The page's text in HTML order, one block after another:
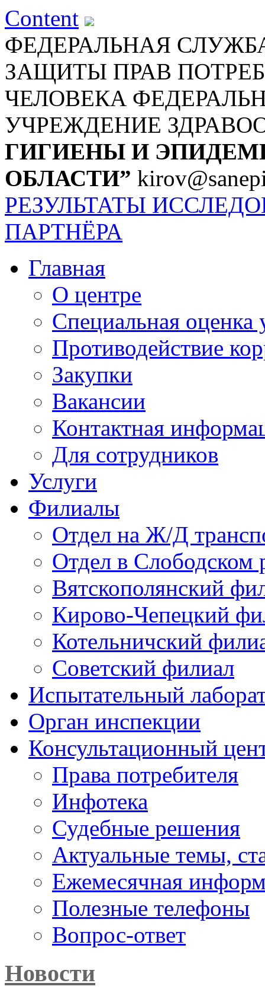
Content
ФЕДЕРАЛЬНАЯ
ЗАЩИТЫ ПРАВ
ЧЕЛОВЕКА
УЧРЕЖДЕНИЕ
ГИГИЕНЫ И
ОБЛАСТИ”
РЕЗУЛЬТАТЫ
ПАРТНЁРА
Главная
О центре
Специальная оценка
Противодействие
Закупки
Вакансии
Контактная
Для сотрудников
Услуги
Филиалы
Отдел на Ж/Д
Отдел в Слободском
Вятскополянский
Кирово-Чепецкий
Котельничский
Советский филиал
Испытательный
Орган инспекции
Консультационный
Права потребителя
Инфотека
Судебные решения
Актуальные темы,
Ежемесячная
Полезные телефоны
Вопрос-ответ
Новости